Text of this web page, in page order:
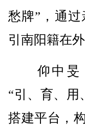
愁牌”，通
引南阳籍在
仰中旻：
“引、育、用
搭建平台，